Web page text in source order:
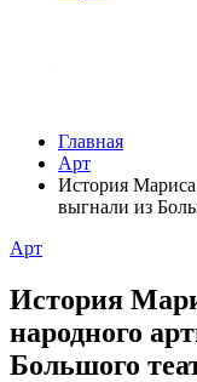
Главная
Арт
История
выгнали из
Арт
История
народного
Большого